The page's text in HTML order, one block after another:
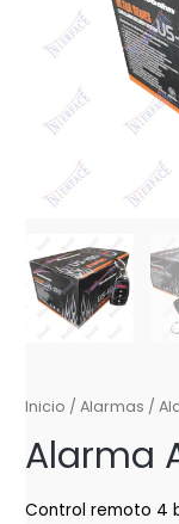
Inicio /Alarmas /
Alarma
Control remoto 4